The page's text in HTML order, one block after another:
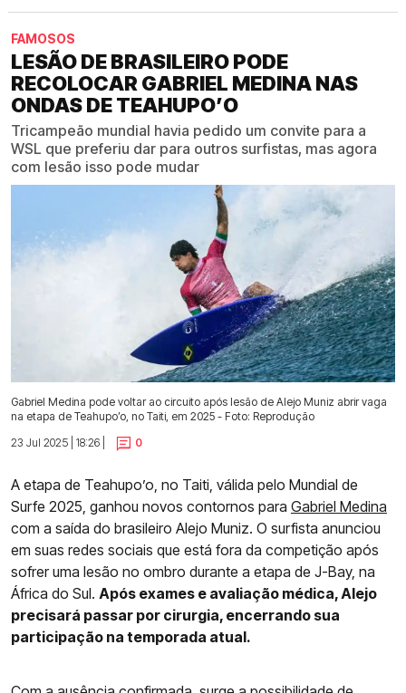
FAMOSOS
LESÃO DE BRASILEIRO PODE
RECOLOCAR GABRIEL MEDINA NAS
ONDAS DE TEAHUPO’O
Tricampeão mundial havia pedido um convite para a
WSL que preferiu dar para outros surfistas, mas agora
com lesão isso pode mudar
Gabriel Medina pode voltar ao circuito após lesão de Alejo Muniz abrir vaga
na etapa de Teahupo’o, no Taiti, em 2025 - Foto: Reprodução
23 Jul 2025 | 18:26 |
0
A etapa de Teahupo’o, no Taiti, válida pelo Mundial de
Surfe 2025, ganhou novos contornos para Gabriel Medina
com a saída do brasileiro Alejo Muniz. O surfista anunciou
em suas redes sociais que está fora da competição após
sofrer uma lesão no ombro durante a etapa de J-Bay, na
África do Sul. Após exames e avaliação médica, Alejo
precisará passar por cirurgia, encerrando sua
participação na temporada atual.